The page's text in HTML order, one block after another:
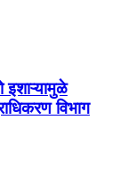
इशाऱ्यामुळे
विभाग